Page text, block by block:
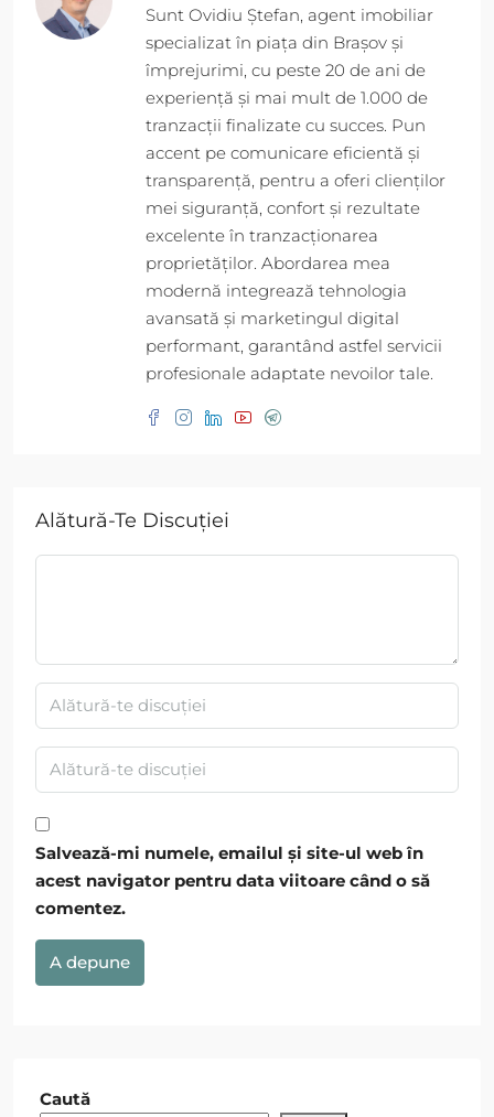
Sunt Ovidiu Ștefan, agent imobiliar
specializat în piața din Brașov și
împrejurimi, cu peste 20 de ani de
experiență și mai mult de 1.000 de
tranzacții finalizate cu succes. Pun
accent pe comunicare eficientă și
transparență, pentru a oferi clienților
mei siguranță, confort și rezultate
excelente în tranzacționarea
proprietăților. Abordarea mea
modernă integrează tehnologia
avansată și marketingul digital
performant, garantând astfel servicii
profesionale adaptate nevoilor tale.
Alătură-Te Discuției
Salvează-mi numele, emailul și site-ul web în
acest navigator pentru data viitoare când o să
comentez.
A depune
Caută